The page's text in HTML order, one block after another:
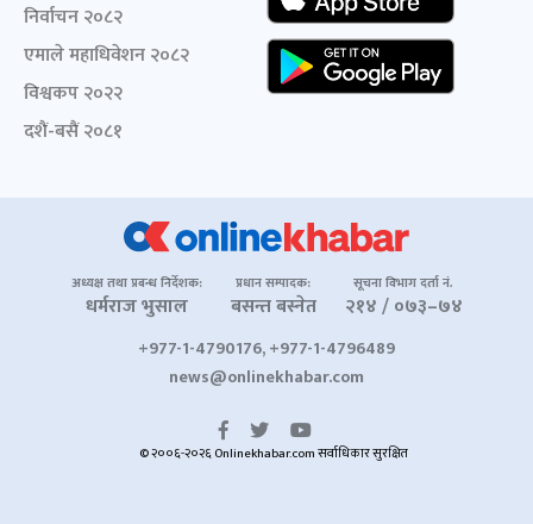
निर्वाचन २०८२
एमाले महाधिवेशन २०८२
विश्वकप २०२२
दशैं-बसैं २०८१
अध्यक्ष तथा प्रबन्ध निर्देशक:
धर्मराज भुसाल
प्रधान सम्पादक:
बसन्त बस्नेत
सूचना विभाग दर्ता नं.
२१४ / ०७३–७४
+977-1-4790176, +977-1-4796489
news@onlinekhabar.com
© २००६-२०२६ Onlinekhabar.com सर्वाधिकार सुरक्षित